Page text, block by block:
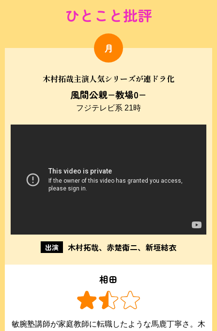
ひとこと批評
月
木村拓哉主演人気シリーズが連ドラ化
風間公親−教場0−
フジテレビ系 21時
出演 木村拓哉、赤楚衛二、新垣結衣
相田
敏腕塾講師が家庭教師に転職したような馬鹿丁寧さ。木